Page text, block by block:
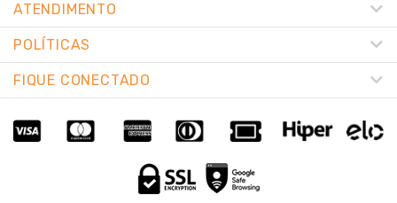
ATENDIMENTO
POLÍTICAS
FIQUE CONECTADO